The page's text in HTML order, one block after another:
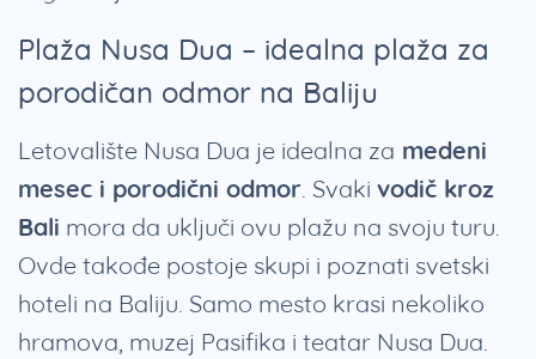
Plaža Nusa Dua – idealna plaža za
porodičan odmor na Baliju
Letovalište Nusa Dua je idealna za medeni
mesec i porodični odmor . Svaki vodič kroz
Bali mora da uključi ovu plažu na svoju turu.
Ovde takođe postoje skupi i poznati svetski
hoteli na Baliju. Samo mesto krasi nekoliko
hramova, muzej Pasifika i teatar Nusa Dua.